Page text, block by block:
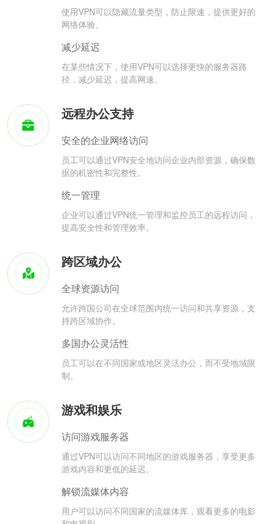
使用VPN可以隐藏流量类型，防止限速，提供更好的
网络体验。
减少延迟
在某些情况下，使用VPN可以选择更快的服务器路
径，减少延迟，提高网速。
远程办公支持
安全的企业网络访问
员工可以通过VPN安全地访问企业内部资源，确保数
据的机密性和完整性。
统一管理
企业可以通过VPN统一管理和监控员工的远程访问，
提高安全性和管理效率。
跨区域办公
全球资源访问
允许跨国公司在全球范围内统一访问和共享资源，支
持跨区域协作。
多国办公灵活性
员工可以在不同国家或地区灵活办公，而不受地域限
制。
游戏和娱乐
访问游戏服务器
通过VPN可以访问不同地区的游戏服务器，享受更多
游戏内容和更低的延迟。
解锁流媒体内容
用户可以访问不同国家的流媒体库，观看更多的电影